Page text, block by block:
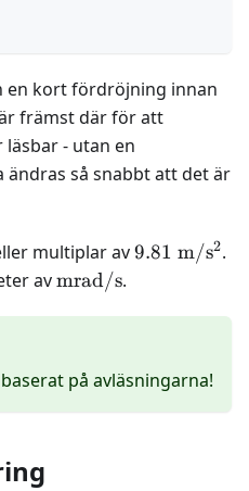
en kort fördröjning innan
främst där för att
- utan en
så snabbt att det är
multiplar av9.81 \text{
9.81 m/s2.
av\text{mrad}/
mrad/s.
på avläsningarna!